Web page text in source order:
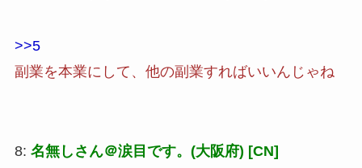
>>5
副業を本業にして、他の副業すればいいんじゃね
8: 名無しさん＠涙目です。(大阪府) [CN]